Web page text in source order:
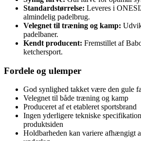
Standardstørrelse: Leveres i
almindelig padelbrug.
Velegnet til træning og kamp:
padelbaner.
Kendt producent: Fremstillet af
ketchersport.
Fordele og ulemper
God synlighed takket være den gule
Velegnet til både træning og kamp
Produceret af et etableret sportsbrand
Ingen yderligere tekniske
produktsiden
Holdbarheden kan variere afhængigt